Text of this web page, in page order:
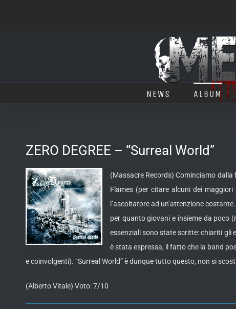
NEWS ALBUM
ZERO DEGREE – “Surreal World”
(Massacre Records) Cominciamo dalla
Flames (per citare alcuni dei
l’ascoltatore ad un’attenzione costante.
per quanto giovani e insieme da poco
essenziali sono state scritte: chiariti gli
è stata espressa, il fatto che la band
e coinvolgenti). “Surreal World” è dunque tutto questo, non si
(Alberto Vitale) Voto: 7/10